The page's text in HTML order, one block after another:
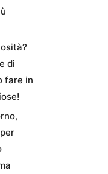
di
fare in